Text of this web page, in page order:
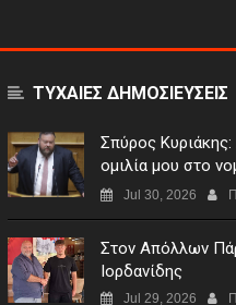
ΤΥΧΑΙΕΣ ΔΗΜΟΣΙΕΥΣΕΙΣ
Σπύρος
ομιλία μου στο
Υπουργειο
Jul 30, 2026
Στον Απόλλων
Ιορδανίδης
Jul 29, 2026